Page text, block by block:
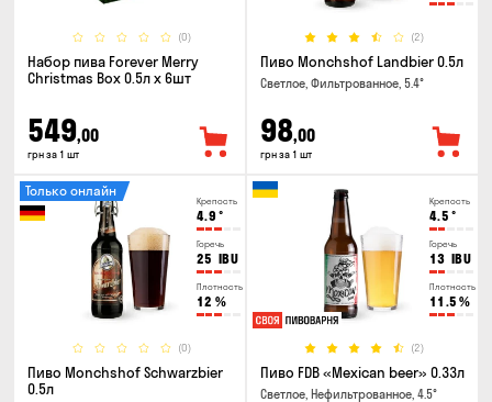
(0)
Набор пива Forever Merry
Christmas Box 0.5л x 6шт
549,00
грн за 1 шт
(2)
Пиво Monchshof Landbier 0.5л
Светлое, Фильтрованное, 5.4°
98,00
грн за 1 шт
Крепость
4.9 °
Горечь
25 IBU
Плотность
12 %
(0)
Только онлайн
Пиво Monchshof Schwarzbier
0.5л
Крепость
4.5 °
Горечь
13 IBU
Плотность
11.5 %
(2)
Пиво FDB «Mexican beer» 0.33л
Светлое, Нефильтрованное, 4.5°